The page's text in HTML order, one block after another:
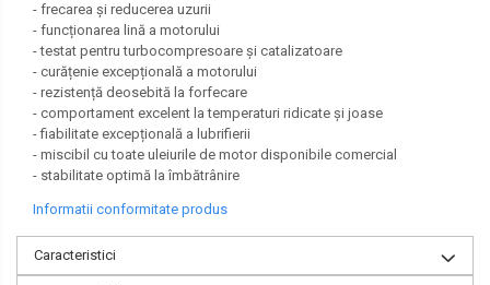
- frecarea și reducerea uzurii
- funcționarea lină a motorului
- testat pentru turbocompresoare și catalizatoare
- curățenie excepțională a motorului
- rezistență deosebită la forfecare
- comportament excelent la temperaturi ridicate și joase
- fiabilitate excepțională a lubrifierii
- miscibil cu toate uleiurile de motor disponibile comercial
- stabilitate optimă la îmbătrânire
Informatii conformitate produs
Caracteristici